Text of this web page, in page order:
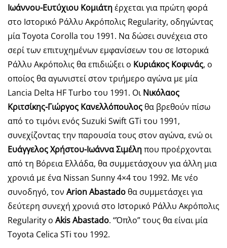
Ιωάννου-Ευτύχιου Κομιάτηέρχεται για πρώτη φορά
στο Ιστορικό Ράλλυ Ακρόπολις Regularity, οδηγώντας
μία Toyota Corolla του 1991. Να δώσει συνέχεια στο
σερί των επιτυχημένων εμφανίσεων του σε Ιστορικά
Ράλλυ Ακρόπολις θα επιδιώξει ο Κυριάκος Κοφινάς, ο
οποίος θα αγωνιστεί στον τριήμερο αγώνα με μία
Lancia Delta HF Turbo του 1991. ΟιΝικόλαος
Κριτσίκης-Γιώργος Κανελλόπουλοςθα βρεθούν πίσω
από το τιμόνι ενός Suzuki Swift GTi του 1991,
συνεχίζοντας την παρουσία τους στον αγώνα, ενώ οι
Ευάγγελος Χρήστου-Ιωάννα Σιμέληπου προέρχονται
από τη Βόρεια Ελλάδα, θα συμμετάσχουν για άλλη μια
χρονιά με ένα Nissan Sunny 4×4 του 1992. Με νέο
συνοδηγό, τον Arion Abastadoθα συμμετάσχει για
δεύτερη συνεχή χρονιά στο Ιστορικό Ράλλυ Ακρόπολις
Regularity ο Akis Abastado. “Όπλο” τους θα είναι μία
Toyota Celica STi του 1992.